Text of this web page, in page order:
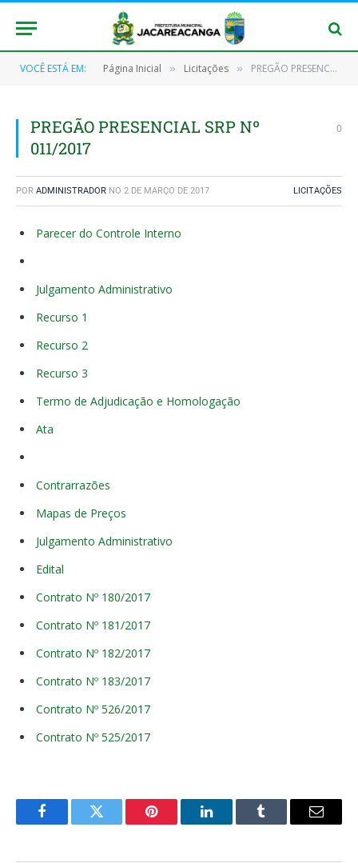
VOCÊ ESTÁ EM: Página Inicial » Licitações » PREGÃO PRESENCIAL SRP Nº 011/2017
PREGÃO PRESENCIAL SRP Nº
011/2017
0
POR ADMINISTRADOR NO 2 DE MARÇO DE 2017 LICITAÇÕES
Parecer do Controle Interno
Julgamento Administrativo
Recurso 1
Recurso 2
Recurso 3
Termo de Adjudicação e Homologação
Ata
Contrarrazões
Mapas de Preços
Julgamento Administrativo
Edital
Contrato Nº 180/2017
Contrato Nº 181/2017
Contrato Nº 182/2017
Contrato Nº 183/2017
Contrato Nº 526/2017
Contrato Nº 525/2017
FacebookTwitter Pinterest O
Tumblr
E-